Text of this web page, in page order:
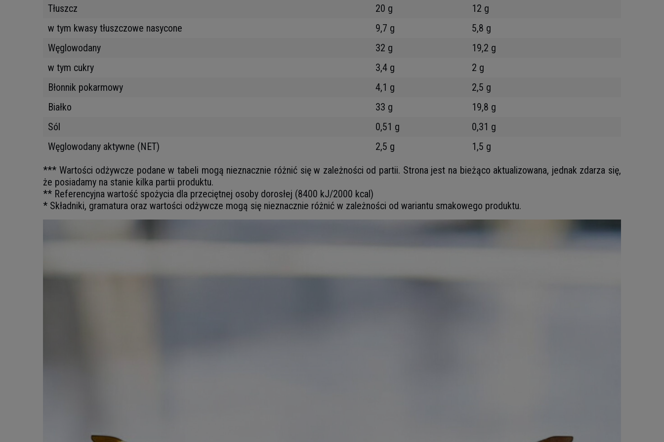
Tłuszcz
20 g
12 g
w tym kwasy tłuszczowe nasycone
9,7 g
5,8 g
Węglowodany
32 g
19,2 g
w tym cukry
3,4 g
2 g
Błonnik pokarmowy
4,1 g
2,5 g
Białko
33 g
19,8 g
Sól
0,51 g
0,31 g
Węglowodany aktywne (NET)
2,5 g
1,5 g
*** Wartości odżywcze podane w tabeli mogą nieznacznie różnić się w zależności od partii. Strona jest na bieżąco aktualizowana, jednak zdarza się,
że posiadamy na stanie kilka partii produktu.
** Referencyjna wartość spożycia dla przeciętnej osoby dorosłej (8400 kJ/2000 kcal)
* Składniki, gramatura oraz wartości odżywcze mogą się nieznacznie różnić w zależności od wariantu smakowego produktu.